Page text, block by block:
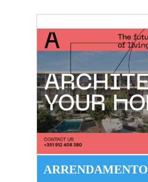
ARRENDAMENTO